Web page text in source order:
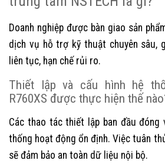
Doanh nghiệp được bàn giao sản
dịch vụ hỗ trợ kỹ thuật chuyên sâu,
liên tục, hạn chế rủi ro.
Thiết lập và cấu hình hệ
R760XS được thực hiện thế
Các thao tác thiết lập ban đầu
thống hoạt động ổn định. Việc tuân
sẽ đảm bảo an toàn dữ liệu nội bộ.